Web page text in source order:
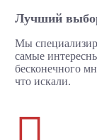
Лучший
Мы
самые
бесконечного
что искали.